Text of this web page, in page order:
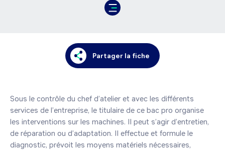
Partager la fiche
Sous le contrôle du chef d’atelier et avec les différents
services de l’entreprise, le titulaire de ce bac pro organise
les interventions sur les machines. Il peut s’agir d’entretien,
de réparation ou d’adaptation. Il effectue et formule le
diagnostic, prévoit les moyens matériels nécessaires,